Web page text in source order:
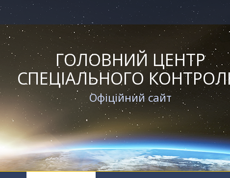
ГОЛОВНИЙ ЦЕНТР
СПЕЦІАЛЬНОГО
Офіційний сайт